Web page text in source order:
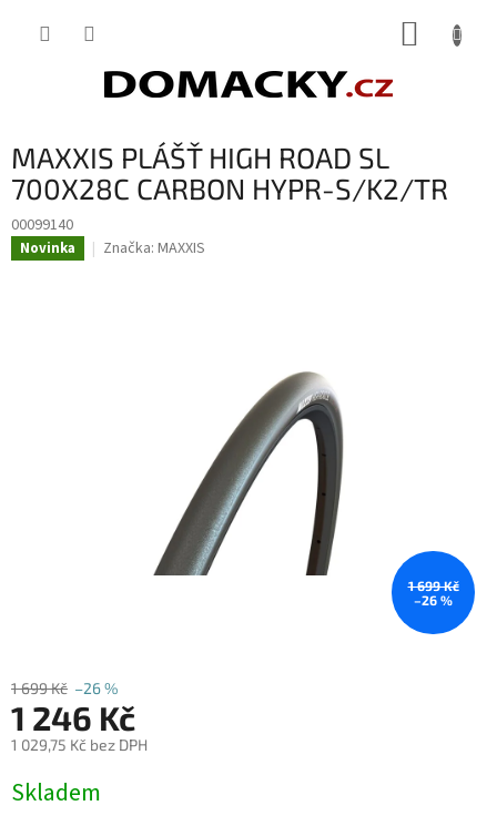
MAXXIS PLÁŠŤ HIGH ROAD SL
700X28C CARBON HYPR-S/K2/TR
00099140
Novinka Značka: MAXXIS
1 699 Kč
–26 %
1 699 Kč –26 %
1 246 Kč
1 029,75 Kč bez DPH
cena:
Skladem